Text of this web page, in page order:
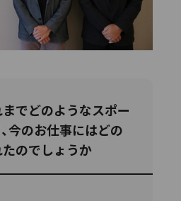
でどのようなスポー
今のお仕事にはどの
のでしょうか